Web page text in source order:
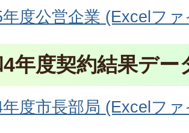
度公営企業 (Excelフ
年度契約結果デー
度市長部局 (Excelフ